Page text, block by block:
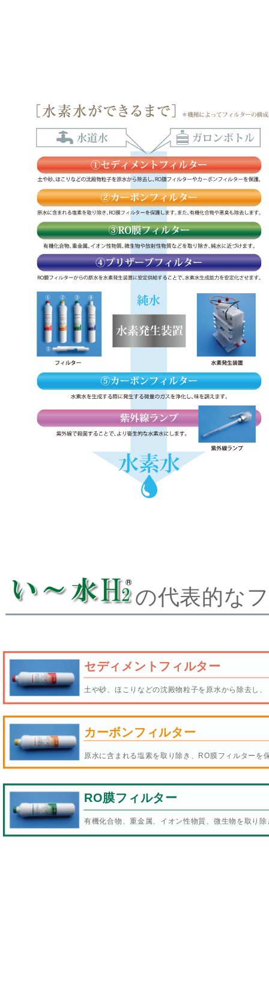
の代表的な
セディメントフィルター
土や砂、ほこりなどの沈殿物粒子を原水から除去し
カーボンフィルター
原水に含まれる塩素を取り除き、RO膜フィルター
RO膜フィルター
有機化合物、重金属、イオン性物質、微生物を取り